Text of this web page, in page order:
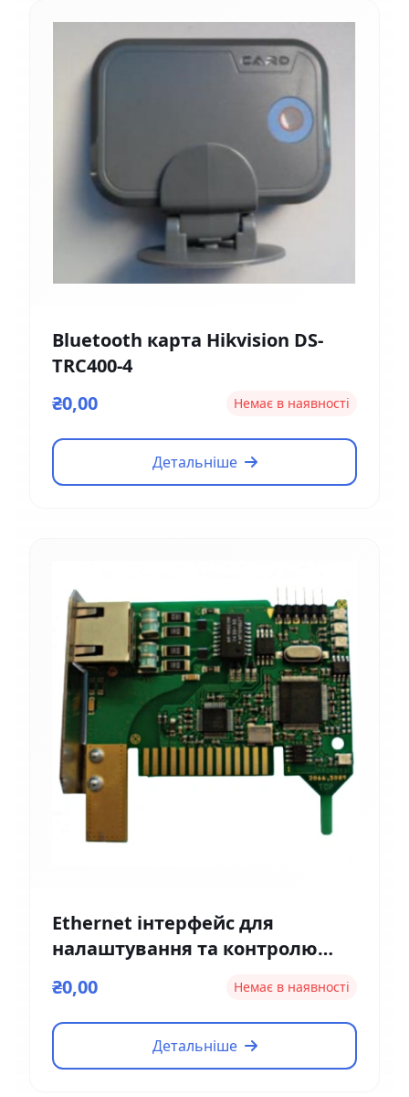
Bluetooth карта Hikvision DS-
TRC400-4
₴0,00
Немає в наявності
Детальніше
Ethernet інтерфейс для
налаштування та контролю
₴0,00 Немає в наявності
Детальніше